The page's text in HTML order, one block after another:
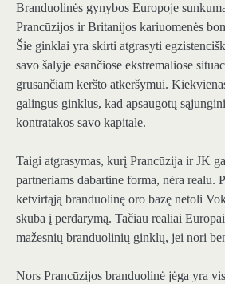
Branduolinės gynybos Europoje
Prancūzijos ir Britanijos kariuomenės
Šie ginklai yra skirti atgrasyti
savo šalyje esančiose ekstremaliose
grūsančiam keršto atkeršymui.
galingus ginklus, kad apsaugotų
kontratakos savo kapitale.
Taigi atgrasymas, kurį Prancūzija ir JK
partneriams dabartine forma, nėra realu.
ketvirtąją branduolinę oro bazę netoli
skuba į perdarymą. Tačiau realiai
mažesnių branduolinių ginklų, jei nori
Nors Prancūzijos branduolinė jėga yra